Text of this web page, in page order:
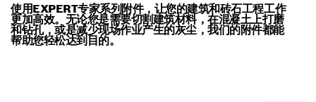
使用EXPERT专家系列附件，让您的建筑和砖石工程工作
更加高效。无论您是需要切割建筑材料，在混凝土上打磨
和钻孔，或是减少现场作业产生的灰尘，我们的附件都能
帮助您轻松达到目的。